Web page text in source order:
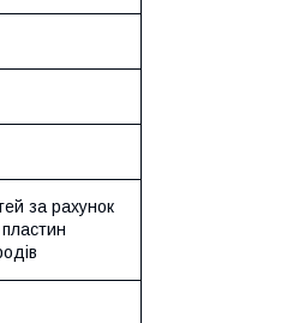
за рахунок